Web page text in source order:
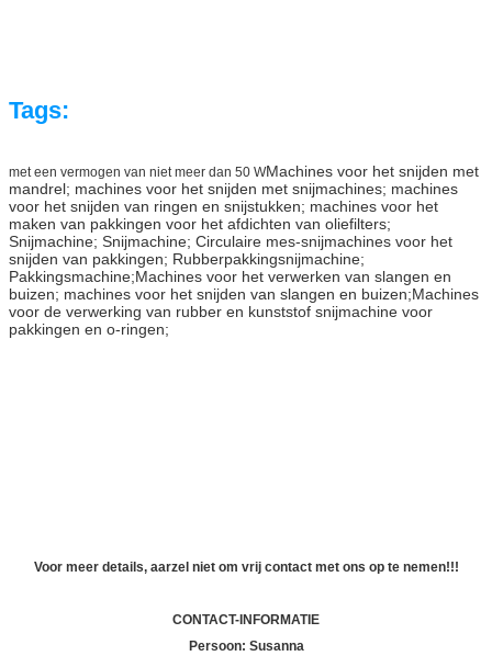
Tags:
met een vermogen van niet meer dan 50 WMachines voor het snijden met
mandrel; machines voor het snijden met snijmachines; machines
voor het snijden van ringen en snijstukken; machines voor het
maken van pakkingen voor het afdichten van oliefilters;
Snijmachine; Snijmachine; Circulaire mes-snijmachines voor het
snijden van pakkingen; Rubberpakkingsnijmachine;
Pakkingsmachine;Machines voor het verwerken van slangen en
buizen; machines voor het snijden van slangen en buizen;Machines
voor de verwerking van rubber en kunststof­ snijmachine voor
pakkingen en o-ringen;
Voor meer details, aarzel niet om vrij contact met ons op te nemen!!!
CONTACT-INFORMATIE
Persoon: Susanna